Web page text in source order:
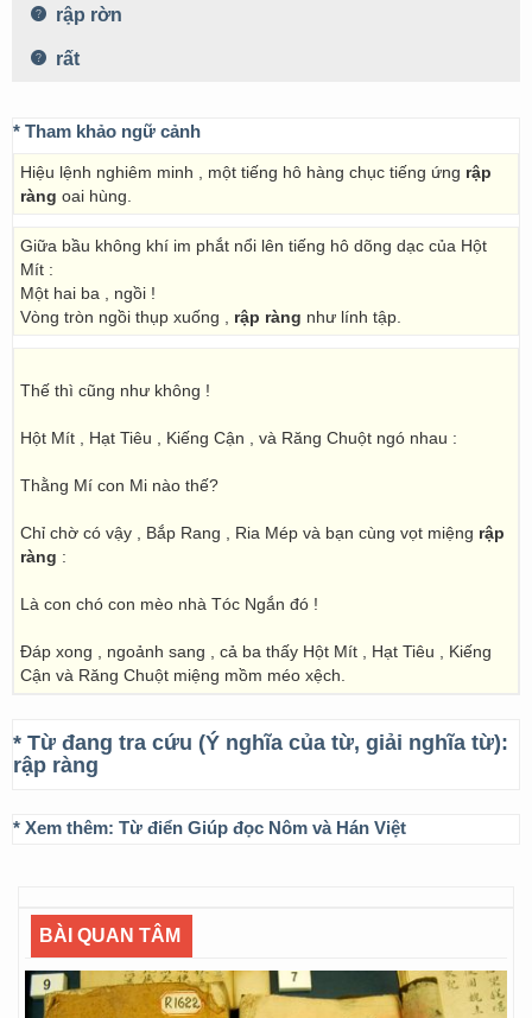
rập rờn
rất
* Tham khảo ngữ cảnh
Hiệu lệnh nghiêm minh , một tiếng hô hàng chục tiếng ứng rập
ràng oai hùng.
Giữa bầu không khí im phắt nổi lên tiếng hô dõng dạc của Hột
Mít :
Một hai ba , ngồi !
Vòng tròn ngồi thụp xuống , rập ràng như lính tập.
Thế thì cũng như không !
Hột Mít , Hạt Tiêu , Kiếng Cận , và Răng Chuột ngó nhau :
Thằng Mí con Mi nào thế?
Chỉ chờ có vậy , Bắp Rang , Ria Mép và bạn cùng vọt miệng rập
ràng :
Là con chó con mèo nhà Tóc Ngắn đó !
Ðáp xong , ngoảnh sang , cả ba thấy Hột Mít , Hạt Tiêu , Kiếng
Cận và Răng Chuột miệng mồm méo xệch.
* Từ đang tra cứu (Ý nghĩa của từ, giải nghĩa từ):
rập ràng
* Xem thêm: Từ điển Giúp đọc Nôm và Hán Việt
BÀI QUAN TÂM